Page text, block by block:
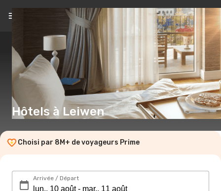
FR(€)
Hôtels à Leiwen
Choisi par 8M+ de voyageurs Prime
Arrivée / Départ